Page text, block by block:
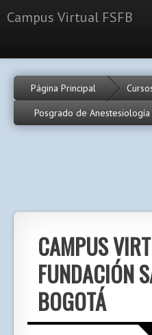
Campus Virtual FSFB
Calendario
Portal
Página Principal
Posgrado de Anestesiología
CAMPUS
FUNDACIÓN
BOGOTÁ